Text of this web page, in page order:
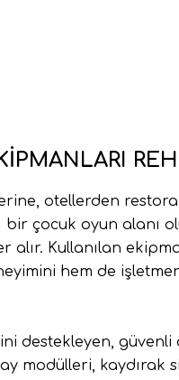
otellerden
çocuk oyun alanı
alır. Kullanılan
hem de
destekleyen,
modülleri, kaydırak